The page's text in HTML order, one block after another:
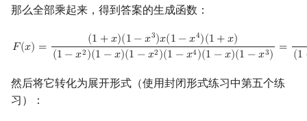
那么全部乘起来，得到答案的生成函数：
𝐹(𝑥) = (1 +𝑥)(1 −𝑥3)𝑥(1 −𝑥4)(1 +𝑥)
(1 −𝑥2)(1 −𝑥)(1 −𝑥2)(1 −𝑥4)(1 −𝑥)(1 −𝑥3) = (1
x(1 −x4)(1+x)( 1−x2)(1−x) (1−x2) (1−x4
然后将它转化为展开形式（使用封闭形式练习中第五个练
习）：